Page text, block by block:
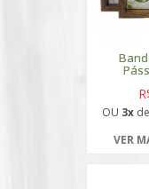
OU 3xde
VER